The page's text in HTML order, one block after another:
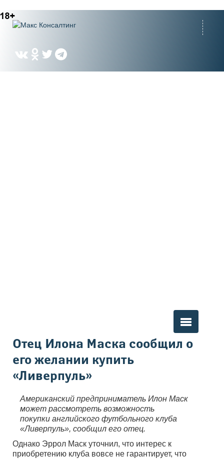
Вы здесь
Отец Илона Маска сообщил о
его желании купить
«Ливерпуль»
Американский предприниматель Илон Маск
может рассмотреть возможность
покупки английского футбольного клуба
«Ливерпуль», сообщил его отец.
Однако Эррол Маск уточнил, что интерес к
приобретению клуба вовсе не гарантирует, что